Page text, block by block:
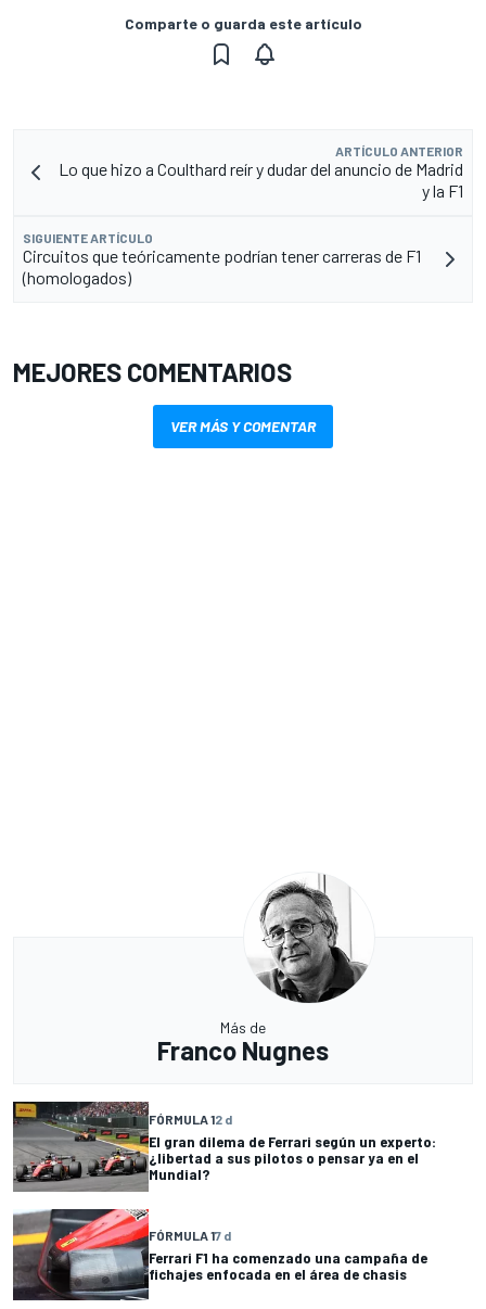
Comparte o guarda este artículo
ARTÍCULO ANTERIOR
Lo que hizo a Coulthard reír y dudar del anuncio de Madrid
y la F1
SIGUIENTE ARTÍCULO
Circuitos que teóricamente podrían tener carreras de F1
(homologados)
MEJORES COMENTARIOS
VER MÁS Y COMENTAR
Más de
Franco Nugnes
FÓRMULA 12 d
El gran dilema de Ferrari según un experto:
¿libertad a sus pilotos o pensar ya en el
Mundial?
FÓRMULA 17 d
Ferrari F1 ha comenzado una campaña de
fichajes enfocada en el área de chasis